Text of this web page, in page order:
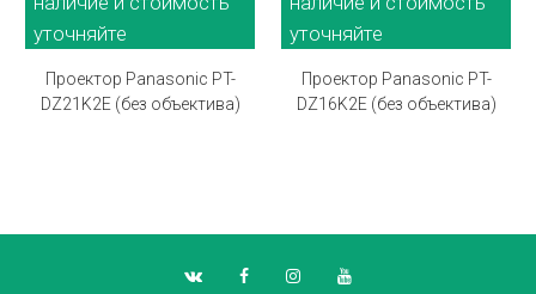
уточняйте
Проектор Panasonic PT-
DZ21K2E (без объектива)
уточняйте
Проектор Panasonic PT-
DZ16K2E (без объектива)